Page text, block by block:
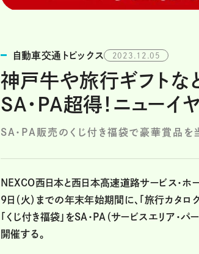
自動車交通トピックス 2023.12.05
神戸牛や旅行ギフトな
SA・PA超得！ニューイ
SA・PA販売のくじ付き福袋で豪華賞品を当
NEXCO西日本と西日本高速道路サービス・
9日（火）までの年末年始期間に、「旅行カタ
「くじ付き福袋」をSA・PA（サービスエリア・
開催する。